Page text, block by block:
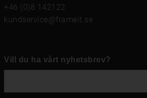
+46 (0)8 142122
kundservice@frameit.se
Vill du ha vårt nyhetsbrev?